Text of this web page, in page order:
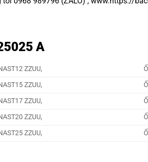
A
ZZUU,
ZZUU,
ZZUU,
ZZUU,
ZZUU,